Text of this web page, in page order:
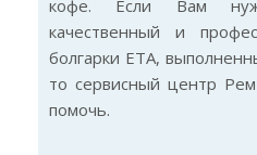
кофе. Если Вам
качественный и
болгарки ETA,
то сервисный центр
помочь.